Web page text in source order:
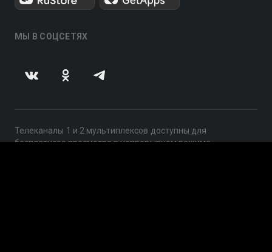
МЫ В СОЦСЕТЯХ
Телеканалы 1 и 2 мультиплексов доступны для
бесплатного просмотра в непрерывном режиме,